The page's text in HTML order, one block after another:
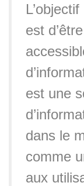
est
est une
dans le
comme
aux